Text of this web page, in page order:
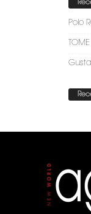
Polo